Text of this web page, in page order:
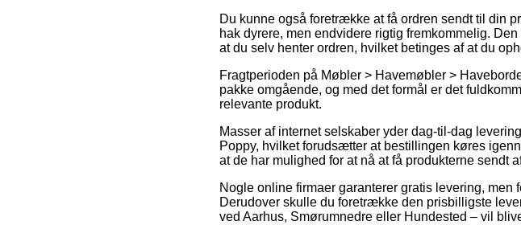
Du kunne også foretrække at få ordren sendt til din
hak dyrere, men endvidere rigtig fremkommelig.
at du selv henter ordren, hvilket betinges af at du
Fragtperioden på Møbler > Havemøbler >
pakke omgående, og med det formål er det
relevante produkt.
Masser af internet selskaber yder dag-til-dag
Poppy, hvilket forudsætter at bestillingen køres
at de har mulighed for at nå at få produkterne sendt
Nogle online firmaer garanterer gratis levering,
Derudover skulle du foretrække den prisbilligste
ved Aarhus, Smørumnedre eller Hundested – vil